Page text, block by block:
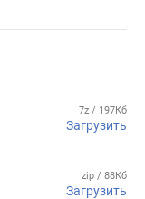
7z / 197Кб
Загрузить
zip / 88Кб
Загрузить